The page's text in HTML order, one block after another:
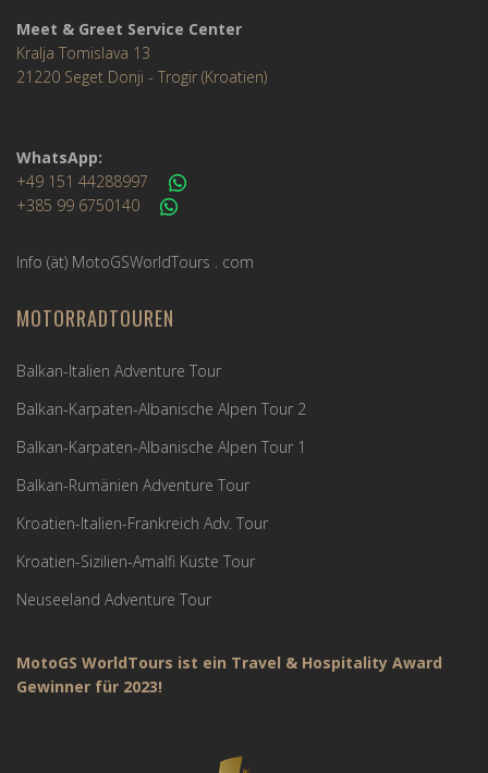
Meet & Greet Service Center
Kralja Tomislava 13
21220 Seget Donji - Trogir (Kroatien)
WhatsApp:
+49 151 44288997
+385 99 6750140
Info (ät) MotoGSWorldTours . com
MOTORRADTOUREN
Balkan-Italien Adventure Tour
Balkan-Karpaten-Albanische Alpen Tour 2
Balkan-Karpaten-Albanische Alpen Tour 1
Balkan-Rumänien Adventure Tour
Kroatien-Italien-Frankreich Adv. Tour
Kroatien-Sizilien-Amalfi Küste Tour
Neuseeland Adventure Tour
MotoGS WorldTours ist ein Travel & Hospitality Award
Gewinner für 2023!